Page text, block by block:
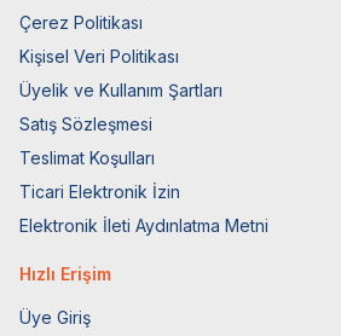
Çerez Politikası
Kişisel Veri Politikası
Üyelik ve Kullanım Şartları
Satış Sözleşmesi
Teslimat Koşulları
Ticari Elektronik İzin
Elektronik İleti Aydınlatma Metni
Hızlı Erişim
Üye Giriş